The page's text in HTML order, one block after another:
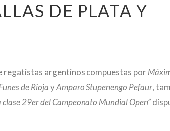
DE PLATA Y
regatistas argentinos compuestas por
de RiojayAmparo Stupenengo Pefaur,
29er del Campeonato Mundial Open”